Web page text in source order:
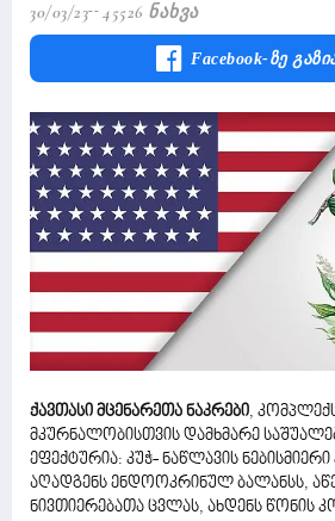
30/03/23 45526 Ნახვა
Facebook-Ზე
ქავთასი მცენარეთა ნაკრები,
მკურნალობისთვის დამხმარე
ეფექტურია: კუჭ- ნაწლავის
აღადგენს ენდოოკრინულ ბალანსს,
ნივთიერებათა ცვლას, ახდენს წონის